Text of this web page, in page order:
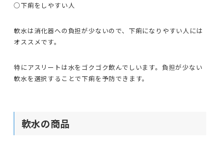
○下痢をしやすい人
軟水は消化器への負担が少ないので、下痢になりやすい人には
オススメです。
特にアスリートは水をゴクゴク飲んでしいます。負担が少ない
軟水を選択することで下痢を予防できます。
軟水の商品